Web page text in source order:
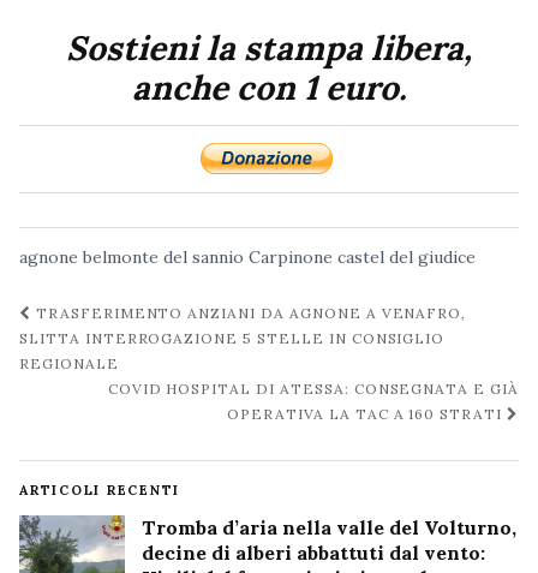
Sostieni la stampa libera,
anche con 1 euro.
agnone belmonte del sannio Carpinone castel del giudice
Navigazione
post
TRASFERIMENTO ANZIANI DA AGNONE A VENAFRO,
SLITTA INTERROGAZIONE 5 STELLE IN CONSIGLIO
REGIONALE
COVID HOSPITAL DI ATESSA: CONSEGNATA E GIÀ
OPERATIVA LA TAC A 160 STRATI
ARTICOLI RECENTI
Tromba d’aria nella valle del Volturno,
decine di alberi abbattuti dal vento: